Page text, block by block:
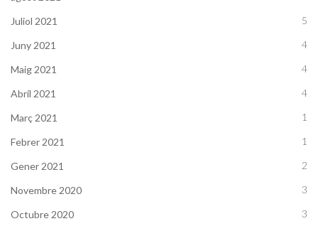
Juliol 2021 5
Juny 2021 4
Maig 2021 4
Abril 2021 4
Març 2021 1
Febrer 2021 1
Gener 2021 2
Novembre 2020 3
Octubre 2020 3